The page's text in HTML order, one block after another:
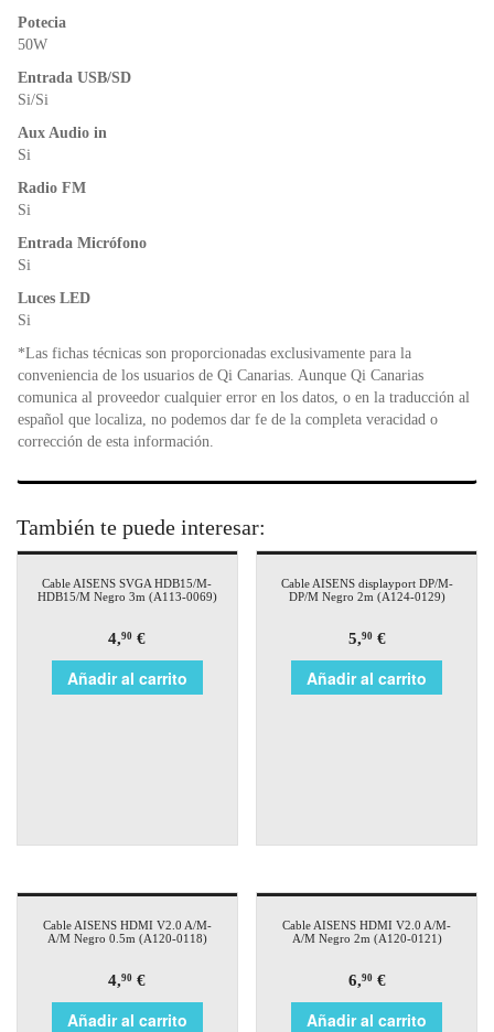
Potecia
50W
Entrada USB/SD
Si/Si
Aux Audio in
Si
Radio FM
Si
Entrada Micrófono
Si
Luces LED
Si
*Las fichas técnicas son proporcionadas exclusivamente para la
conveniencia de los usuarios de Qi Canarias. Aunque Qi Canarias
comunica al proveedor cualquier error en los datos, o en la traducción al
español que localiza, no podemos dar fe de la completa veracidad o
corrección de esta información.
También te puede interesar:
Cable AISENS SVGA HDB15/M-
HDB15/M Negro 3m (A113-0069)
4,90 €
Añadir al carrito
Cable AISENS displayport DP/M-
DP/M Negro 2m (A124-0129)
5,90€
Añadir al carrito
Cable AISENS HDMI V2.0 A/M-
A/M Negro 0.5m (A120-0118)
4,90 €
Añadir al carrito
Cable AISENS HDMI V2.0 A/M-
A/M Negro 2m (A120-0121)
6,90€
Añadir al carrito